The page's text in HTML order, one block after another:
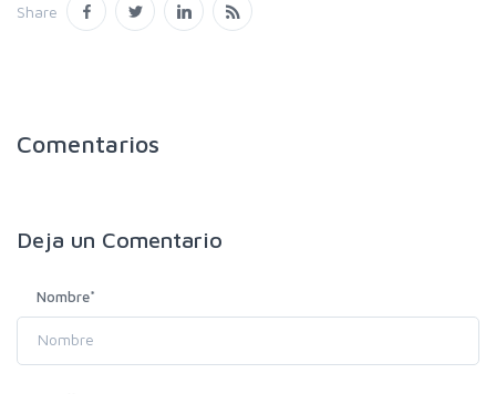
Share
Comentarios
Deja un Comentario
Nombre*